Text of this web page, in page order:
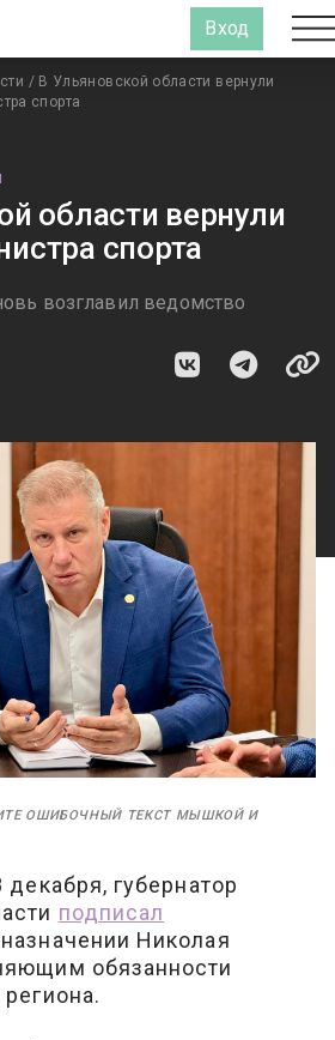
Вход
/ В Ульяновской области вернули
спорта
области вернули
спорта
возглавил ведомство
ОШИБОЧНЫЙ ТЕКСТ МЫШКОЙ И
губернатор
подписал
Николая
обязанности